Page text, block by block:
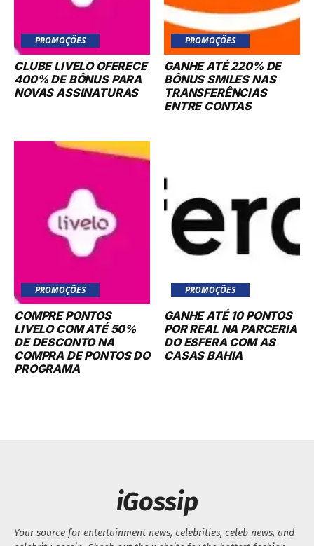
PROMOÇÕES
CLUBE LIVELO OFERECE
400% DE BÔNUS PARA
NOVAS ASSINATURAS
PROMOÇÕES
GANHE ATÉ 220% DE
BÔNUS SMILES NAS
TRANSFERÊNCIAS
ENTRE CONTAS
PROMOÇÕES
COMPRE PONTOS
LIVELO COM ATÉ 50%
DE DESCONTO NA
COMPRA DE PONTOS DO
PROGRAMA
PROMOÇÕES
GANHE ATÉ 10 PONTOS
POR REAL NA PARCERIA
DO ESFERA COM AS
CASAS BAHIA
iGossip
Your source for entertainment news, celebrities, celeb news, and